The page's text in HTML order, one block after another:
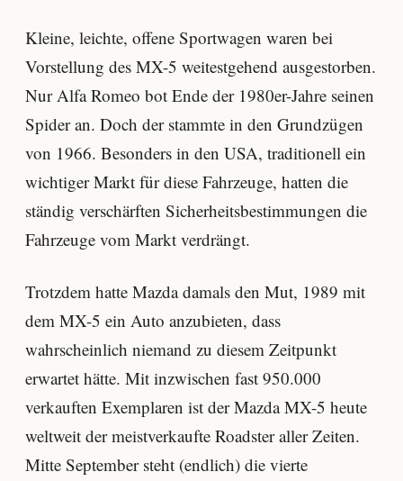
Kleine, leichte, offene Sportwagen waren bei
Vorstellung des MX-5 weitestgehend ausgestorben.
Nur Alfa Romeo bot Ende der 1980er-Jahre seinen
Spider an. Doch der stammte in den Grundzügen
von 1966. Besonders in den USA, traditionell ein
wichtiger Markt für diese Fahrzeuge, hatten die
ständig verschärften Sicherheitsbestimmungen die
Fahrzeuge vom Markt verdrängt.
Trotzdem hatte Mazda damals den Mut, 1989 mit
dem MX-5 ein Auto anzubieten, dass
wahrscheinlich niemand zu diesem Zeitpunkt
erwartet hätte. Mit inzwischen fast 950.000
verkauften Exemplaren ist der Mazda MX-5 heute
weltweit der meistverkaufte Roadster aller Zeiten.
Mitte September steht (endlich) die vierte